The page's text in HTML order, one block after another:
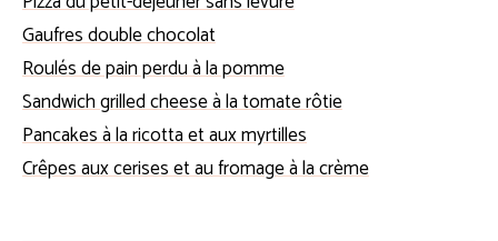
Gaufres double chocolat
Roulés de pain perdu à la pomme
Sandwich grilled cheese à la tomate rôtie
Pancakes à la ricotta et aux myrtilles
Crêpes aux cerises et au fromage à la crème